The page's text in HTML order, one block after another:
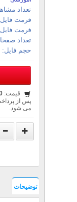
تعداد
فرمت فایل
فرمت
تعداد
حجم فایل:
قیمت:
پس از
می شود.
توضیحات